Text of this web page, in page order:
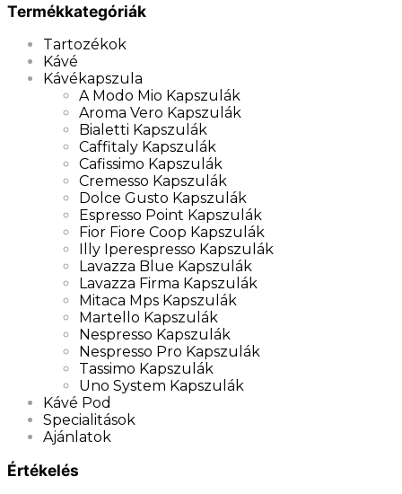
Termékkategóriák
Tartozékok
Kávé
Kávékapszula
A Modo Mio Kapszulák
Aroma Vero Kapszulák
Bialetti Kapszulák
Caffitaly Kapszulák
Cafissimo Kapszulák
Cremesso Kapszulák
Dolce Gusto Kapszulák
Espresso Point Kapszulák
Fior Fiore Coop Kapszulák
Illy Iperespresso Kapszulák
Lavazza Blue Kapszulák
Lavazza Firma Kapszulák
Mitaca Mps Kapszulák
Martello Kapszulák
Nespresso Kapszulák
Nespresso Pro Kapszulák
Tassimo Kapszulák
Uno System Kapszulák
Kávé Pod
Specialitások
Ajánlatok
Értékelés